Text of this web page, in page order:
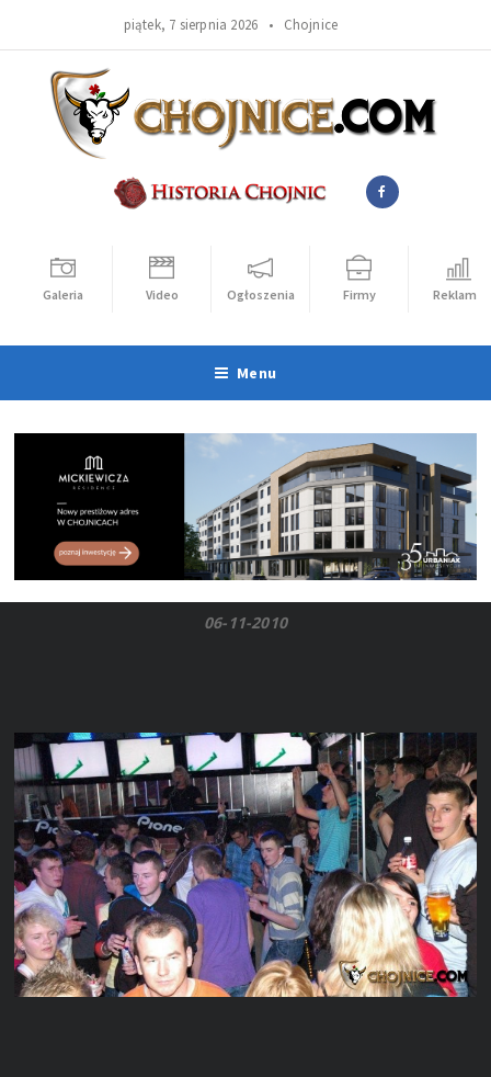
piątek, 7 sierpnia 2026 • Chojnice
Galeria Video Ogłoszenia Firmy Reklama
Menu
06-11-2010